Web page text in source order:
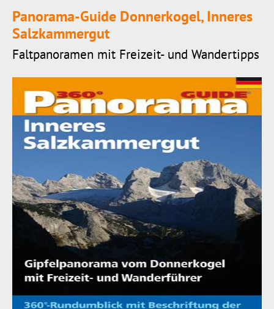
Panorama-Guide Donnerkogel, Inneres
Salzkammergut
Faltpanoramen mit Freizeit- und Wandertipps